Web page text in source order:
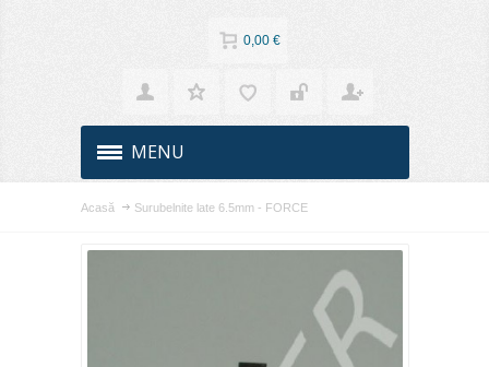
0,00 €
MENU
Acasă Surubelnite late 6.5mm - FORCE